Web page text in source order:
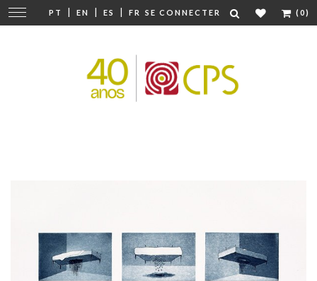
PT | EN | ES | FR SE CONNECTER (0)
Modifier
la